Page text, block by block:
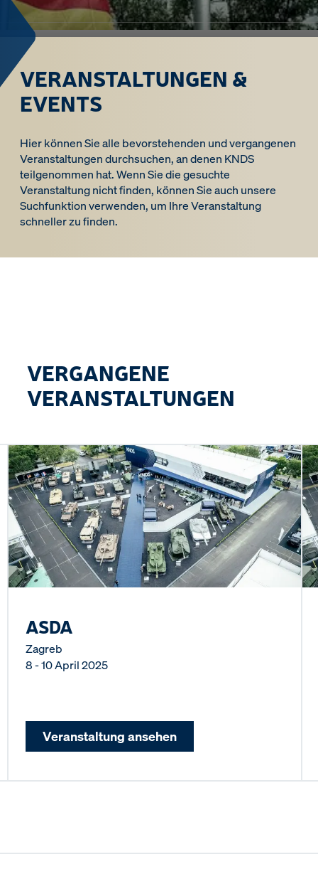
VERANSTALTUNGEN &
EVENTS
Hier können Sie alle bevorstehenden und vergangenen
Veranstaltungen durchsuchen, an denen KNDS
teilgenommen hat. Wenn Sie die gesuchte
Veranstaltung nicht finden, können Sie auch unsere
Suchfunktion verwenden, um Ihre Veranstaltung
schneller zu finden.
VERGANGENE
VERANSTALTUNGEN
ASDA
Zagreb
8 - 10 April 2025
Veranstaltung ansehen